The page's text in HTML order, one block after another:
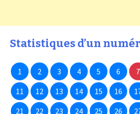
Statistiques d’un
1 2 3 4 5 6 7
11
12 13 14 15 16
21
22 23 24 25 26